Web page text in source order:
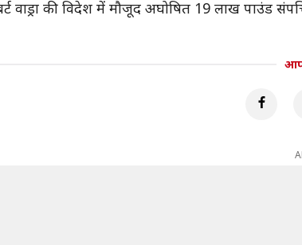
वाड्रा की विदेश में मौजूद अघोषित 19 लाख पाउंड